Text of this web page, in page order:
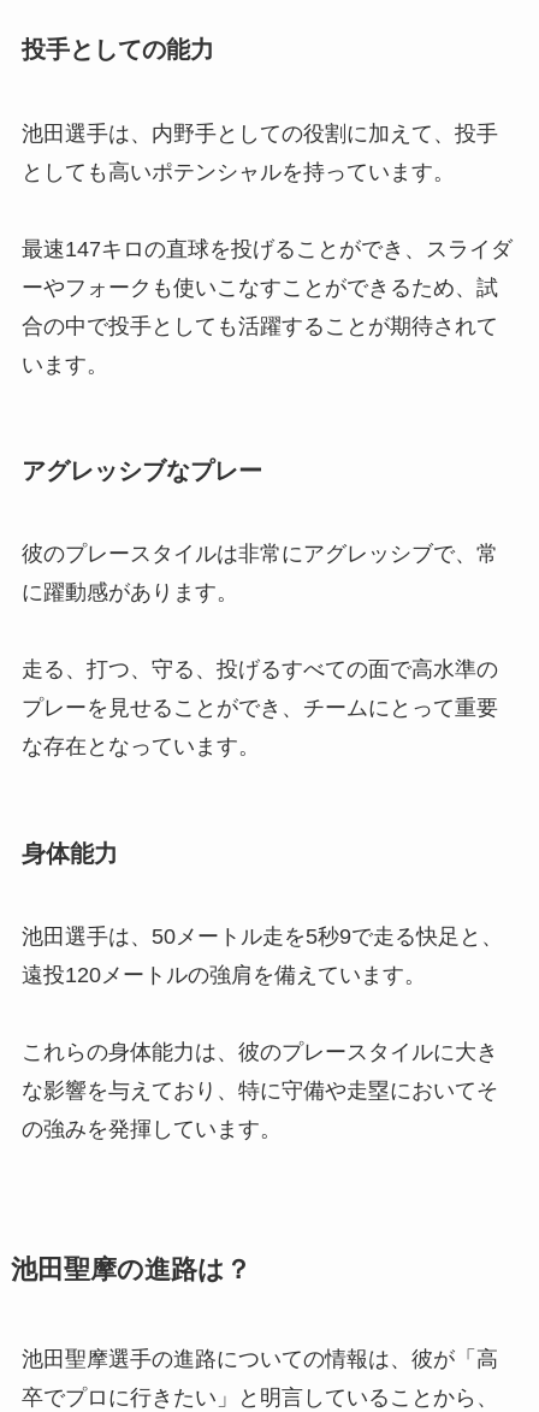
投手としての能力
池田選手は、内野手としての役割に加えて、投手
としても高いポテンシャルを持っています。
最速147キロの直球を投げることができ、スライダ
ーやフォークも使いこなすことができるため、試
合の中で投手としても活躍することが期待されて
います。
アグレッシブなプレー
彼のプレースタイルは非常にアグレッシブで、常
に躍動感があります。
走る、打つ、守る、投げるすべての面で高水準の
プレーを見せることができ、チームにとって重要
な存在となっています。
身体能力
池田選手は、50メートル走を5秒9で走る快足と、
遠投120メートルの強肩を備えています。
これらの身体能力は、彼のプレースタイルに大き
な影響を与えており、特に守備や走塁においてそ
の強みを発揮しています。
池田聖摩の進路は？
池田聖摩選手の進路についての情報は、彼が「高
卒でプロに行きたい」と明言していることから、